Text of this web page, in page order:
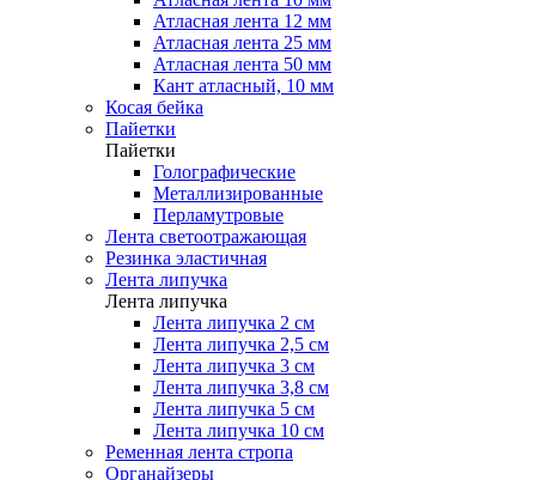
Атласная лента 12 мм
Атласная лента 25 мм
Атласная лента 50 мм
Кант атласный, 10 мм
Косая бейка
Пайетки
Пайетки
Голографические
Металлизированные
Перламутровые
Лента светоотражающая
Резинка эластичная
Лента липучка
Лента липучка
Лента липучка 2 см
Лента липучка 2,5 см
Лента липучка 3 см
Лента липучка 3,8 см
Лента липучка 5 см
Лента липучка 10 см
Ременная лента стропа
Органайзеры